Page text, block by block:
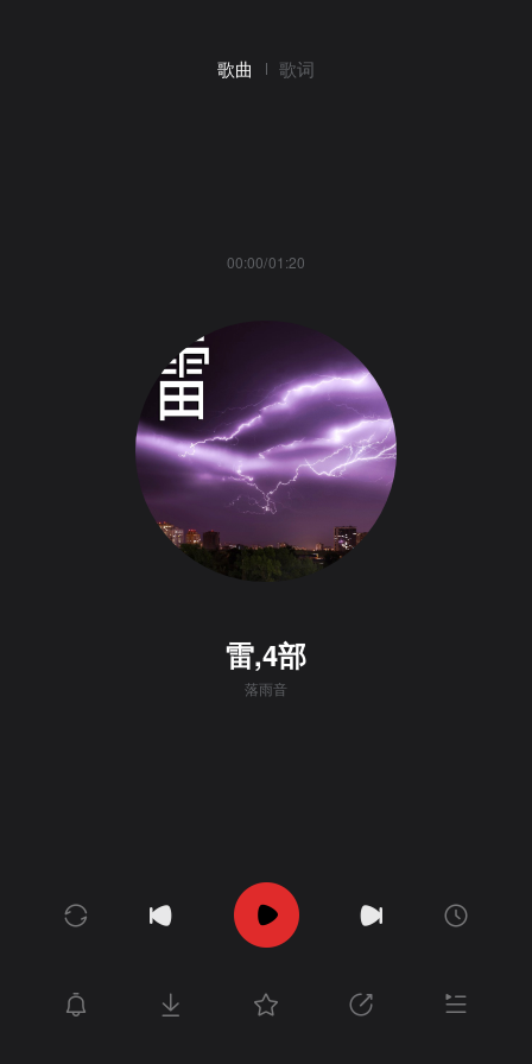
歌曲 歌词
00:00/01:20
雷,4部
落雨音